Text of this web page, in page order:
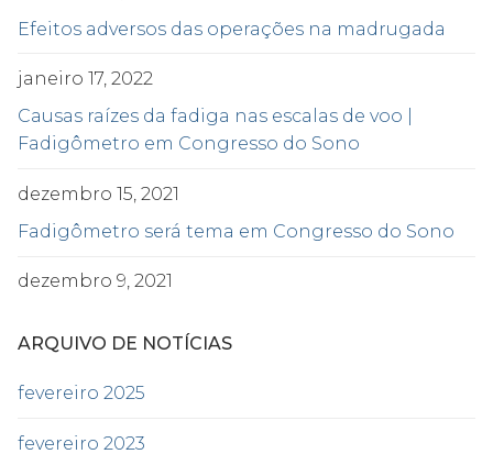
Efeitos adversos das operações na madrugada
janeiro 17, 2022
Causas raízes da fadiga nas escalas de voo |
Fadigômetro em Congresso do Sono
dezembro 15, 2021
Fadigômetro será tema em Congresso do Sono
dezembro 9, 2021
ARQUIVO DE NOTÍCIAS
fevereiro 2025
fevereiro 2023